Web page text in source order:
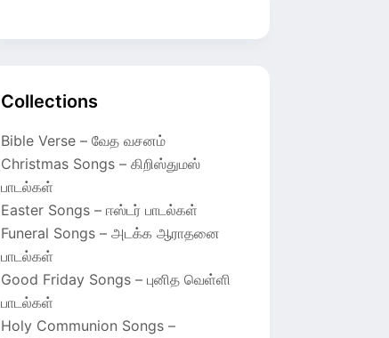
Collections
Bible Verse – வேத வசனம்
Christmas Songs – கிறிஸ்துமஸ்
பாடல்கள்
Easter Songs – ஈஸ்டர் பாடல்கள்
Funeral Songs – அடக்க ஆராதனை
பாடல்கள்
Good Friday Songs – புனித வெள்ளி
பாடல்கள்
Holy Communion Songs –